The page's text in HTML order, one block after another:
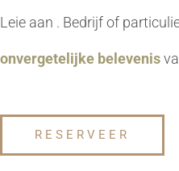
Leie aan . Bedrijf of
onvergetelijke belevenis
RESERVEER